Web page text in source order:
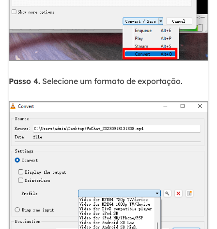
Passo 4.Selecione um formato de exportação.